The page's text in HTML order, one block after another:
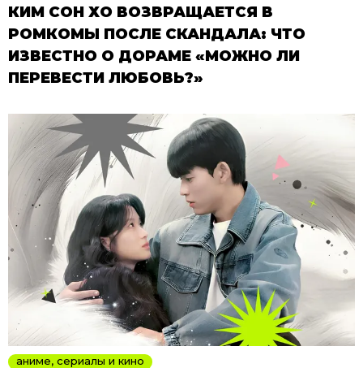
КИМ СОН ХО ВОЗВРАЩАЕТСЯ В
РОМКОМЫ ПОСЛЕ СКАНДАЛА: ЧТО
ИЗВЕСТНО О ДОРАМЕ «МОЖНО ЛИ
ПЕРЕВЕСТИ ЛЮБОВЬ?»
аниме, сериалы и кино